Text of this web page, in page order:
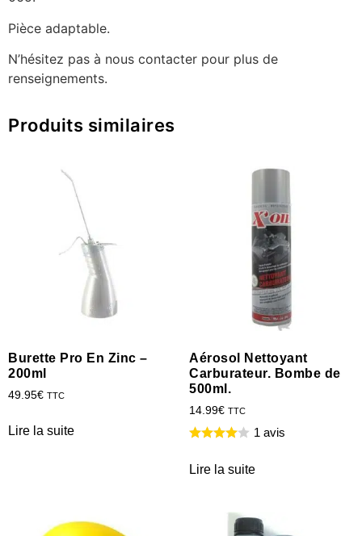
Pièce adaptable.
N’hésitez pas à nous contacter pour plus de
renseignements.
Produits similaires
Burette Pro En Zinc –
200ml
49.95€ TTC
Lire la suite
Aérosol Nettoyant
Carburateur. Bombe de
500ml.
14.99€ TTC
1 avis
Lire la suite